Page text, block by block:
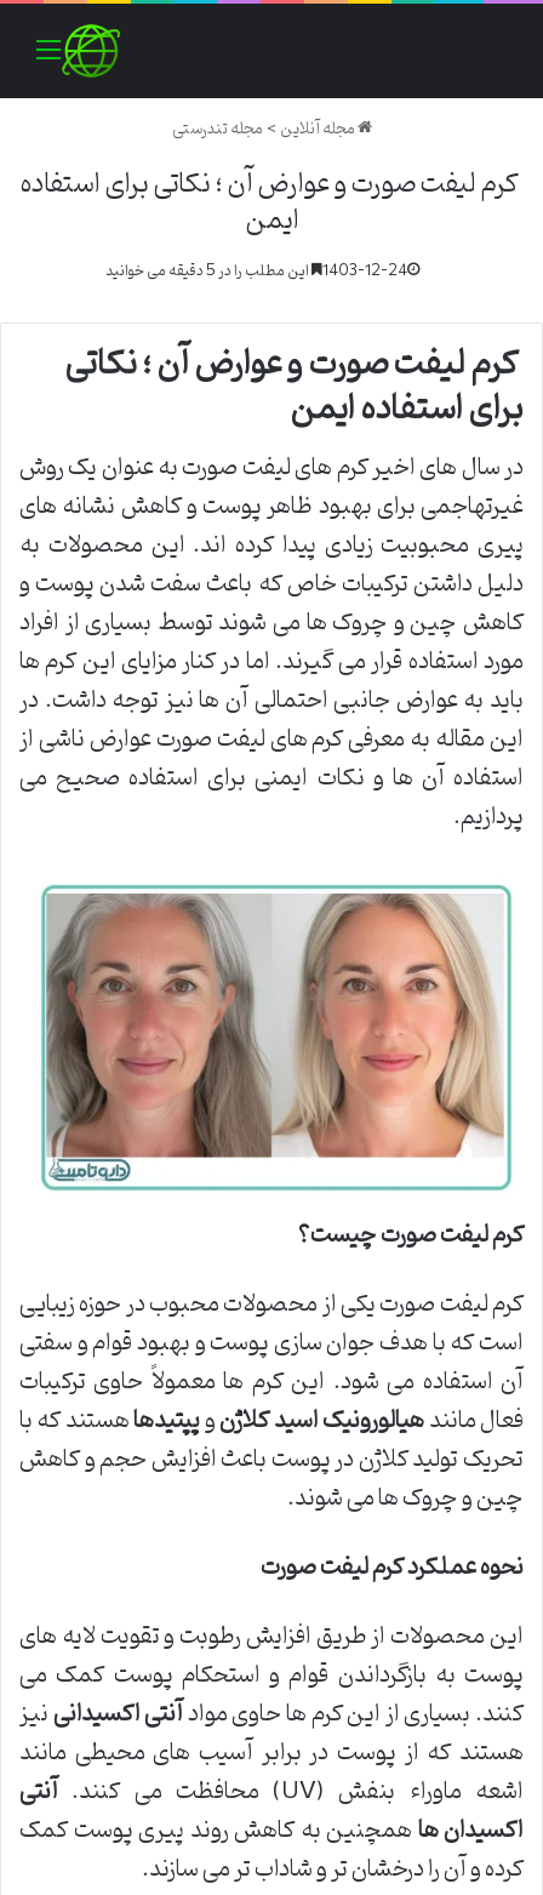
مجله آنلاین>مجله تندرستی
کرم لیفت صورت و عوارض آن ؛ نکاتی برای استفاده
ایمن
1403-12-24 این مطلب را در 5 دقیقه می خوانید
کرم لیفت صورت و عوارض آن ؛ نکاتی
برای استفاده ایمن
در سال های اخیر کرم های لیفت صورت به عنوان یک روش
غیرتهاجمی برای بهبود ظاهر پوست و کاهش نشانه های
پیری محبوبیت زیادی پیدا کرده اند. این محصولات به
دلیل داشتن ترکیبات خاص که باعث سفت شدن پوست و
کاهش چین و چروک ها می شوند توسط بسیاری از افراد
مورد استفاده قرار می گیرند. اما در کنار مزایای این کرم ها
باید به عوارض جانبی احتمالی آن ها نیز توجه داشت. در
این مقاله به معرفی کرم های لیفت صورت عوارض ناشی از
استفاده آن ها و نکات ایمنی برای استفاده صحیح می
پردازیم.
کرم لیفت صورت چیست؟
کرم لیفت صورت یکی از محصولات محبوب در حوزه زیبایی
است که با هدف جوان سازی پوست و بهبود قوام و سفتی
آن استفاده می شود. این کرم ها معمولاً حاوی ترکیبات
فعال مانندهیالورونیک اسیدکلاژنوپپتیدهاهستند که با
تحریک تولید کلاژن در پوست باعث افزایش حجم و کاهش
چین و چروک ها می شوند.
نحوه عملکرد کرم لیفت صورت
این محصولات از طریق افزایش رطوبت و تقویت لایه های
پوست به بازگرداندن قوام و استحکام پوست کمک می
کنند. بسیاری از این کرم ها حاوی موادآنتی اکسیدانینیز
هستند که از پوست در برابر آسیب های محیطی مانند
اشعه ماوراء بنفش (UV) محافظت می کنند.
آنتی
اکسیدان هاهمچنین به کاهش روند پیری پوست کمک
کرده و آن را درخشان تر و شاداب تر می سازند.